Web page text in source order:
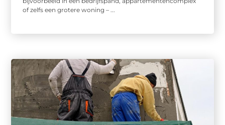
of zelfs een grotere woning – ...